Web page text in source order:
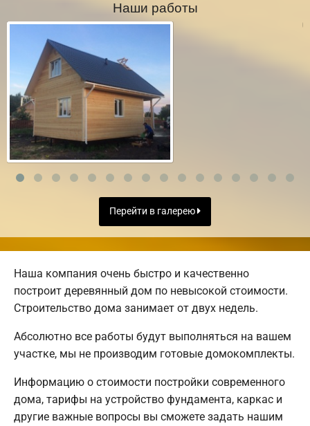
Наши работы
Перейти в галерею
Наша компания очень быстро и качественно
построит деревянный дом по невысокой стоимости.
Строительство дома занимает от двух недель.
Абсолютно все работы будут выполняться на вашем
участке, мы не производим готовые домокомплекты.
Информацию о стоимости постройки современного
дома, тарифы на устройство фундамента, каркас и
другие важные вопросы вы сможете задать нашим